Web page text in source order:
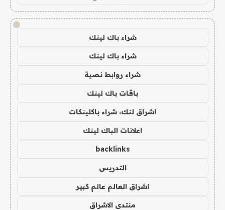
!
شراء باك لينك
شراء باك لينك
شراء روابط نصية
باقات باك لينك
اشراق لنك، شراء باكلينكات
اعلانات الباك لينك
backlinks
التدريس
اشراق العالم عالم كبير
منتدى الاشراق